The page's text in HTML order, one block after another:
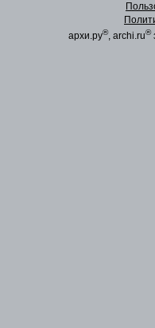
архи.ру®, archi.ru®